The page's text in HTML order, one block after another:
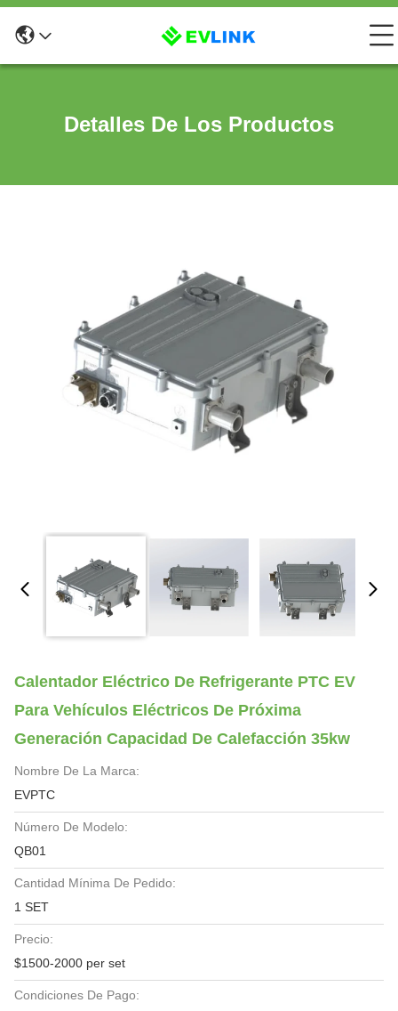
Detalles De Los Productos
Calentador Eléctrico De Refrigerante PTC EV
Para Vehículos Eléctricos De Próxima
Generación Capacidad De Calefacción 35kw
Nombre De La Marca:
EVPTC
Número De Modelo:
QB01
Cantidad Mínima De Pedido:
1 SET
Precio:
$1500-2000 per set
Condiciones De Pago: